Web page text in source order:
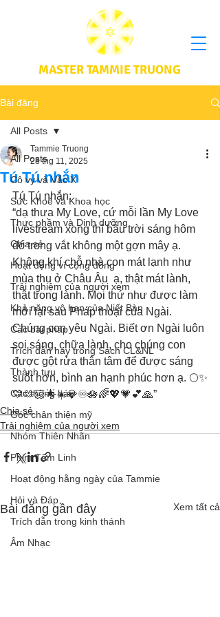
MASTER TAMMIE TRUONG
Bài đăng
All Posts
Cô vy và Vắc X
Sức Khoẻ và Khoa học
Thực phầm và Dinh dưỡng
Chia sẻ
Hoạt động vì cộng đồng
Trải nghiệm của người xem
Khả năng vô hạn của Niết Bàn
Các bài pháp
Trích dẫn hay trong Sách CL&NL
Thành tựu
Các thông báo
Góc chân thiện mỹ
Nhóm Thiên Nhãn
Phim Tâm Linh
Hoạt động hằng ngày của Tammie
Hỏi và Đáp
Trích dẫn trong kinh thánh
Âm Nhạc
All Posts
Tú Tú nhắn
Tammie Truong
28 thg 11, 2025
Tú Tú nhắn:
“dạ thưa My Love, cứ mỗi lần My Love
livestream xong thì bầu trời sáng hôm
đó trong vắt không một gợn mây ạ.
Không khí chỗ nhà con mát lạnh như
mùa thu ở Châu Âu  ạ, thật mát lành,
thật trong lành. Mọi thứ như được làm
mới lại sau Pháp thoại của Ngài.
Chúng con yêu Ngài. Biết ơn Ngài luôn
soi sáng, chữa lành, cho chúng con
được gột rửa thân tâm để được sáng
suốt hơn, bình an hạnh phúc hơn ạ. 🌕✨
💛🫶🏻🌟☀️💎♾🪷🌈💖💗💕🙏”
Chia sẻ
Trải nghiệm của người xem
Bài đăng gần đây Xem tất cả